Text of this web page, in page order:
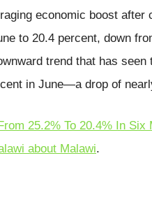
economic boost after
to 20.4 percent, down
trend that has seen
in June—a drop of
25.2% To 20.4% In Six
about Malawi.